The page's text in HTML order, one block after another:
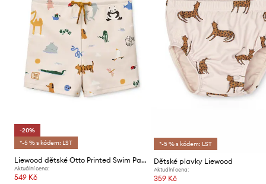
-20%
*-5 % s kódem: LST
Liewood dětské Otto Printed Swim Pants
Aktuální cena:
549 Kč
*-5 % s kódem: LST
Dětské plavky Liewood
Aktuální cena:
359 Kč